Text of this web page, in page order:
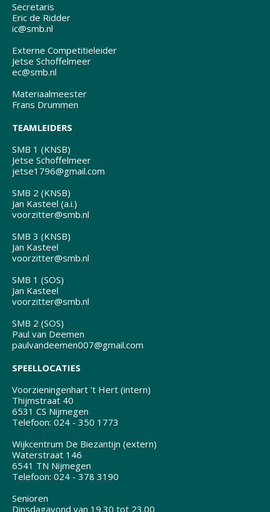
Secretaris
Eric de Ridder
ic@smb.nl
Externe Competitieleider
Jetse Schoffelmeer
ec@smb.nl
Materiaalmeester
Frans Drummen
TEAMLEIDERS
SMB 1 (KNSB)
Jetse Schoffelmeer
jetse1796@gmail.com
SMB 2 (KNSB)
Jan Kasteel (a.i.)
voorzitter@smb.nl
SMB 3 (KNSB)
Jan Kasteel
voorzitter@smb.nl
SMB 1 (SOS)
Jan Kasteel
voorzitter@smb.nl
SMB 2 (SOS)
Paul van Deemen
paulvandeemen007@gmail.com
SPEELLOCATIES
Voorzieningenhart 't Hert (intern)
Thijmstraat 40
6531 CS Nijmegen
Telefoon: 024 - 350 1773
Wijkcentrum De Biezantijn (extern)
Waterstraat 146
6541 TN Nijmegen
Telefoon: 024 - 378 3190
Senioren
Dinsdagavond van 19.30 tot 23.00